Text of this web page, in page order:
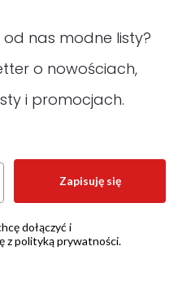
nas modne listy?
o nowościach,
i promocjach.
Zapisuję się
dołączyć i
z polityką prywatności.